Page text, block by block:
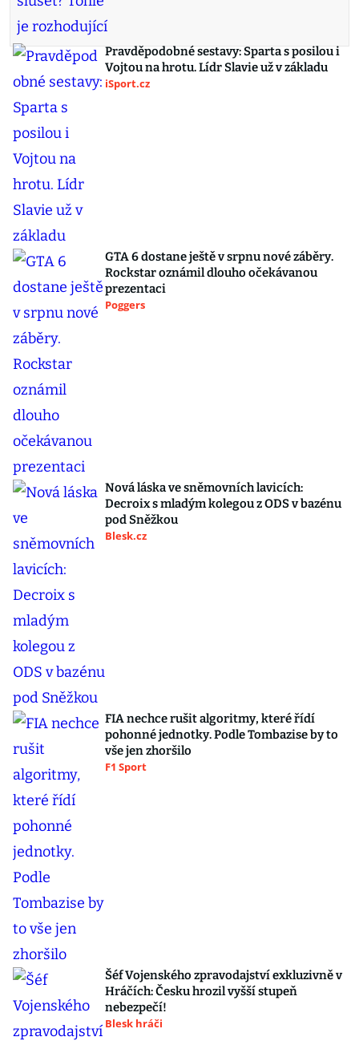
Pravděpodobné sestavy: Sparta s posilou i
Vojtou na hrotu. Lídr Slavie už v základu
iSport.cz
GTA 6 dostane ještě v srpnu nové záběry.
Rockstar oznámil dlouho očekávanou
prezentaci
Poggers
Nová láska ve sněmovních lavicích:
Decroix s mladým kolegou z ODS v bazénu
pod Sněžkou
Blesk.cz
FIA nechce rušit algoritmy, které řídí
pohonné jednotky. Podle Tombazise by to
vše jen zhoršilo
F1 Sport
Šéf Vojenského zpravodajství exkluzivně v
Hráčích: Česku hrozil vyšší stupeň
nebezpečí!
Blesk hráči